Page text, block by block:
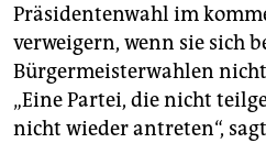
Präsidentenwahl im
verweigern, wenn sie sich
Bürgermeisterwahlen
„Eine Partei, die nicht
nicht wieder antreten“,